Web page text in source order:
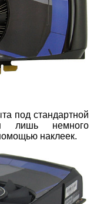
под стандартной
лишь немного
наклеек.